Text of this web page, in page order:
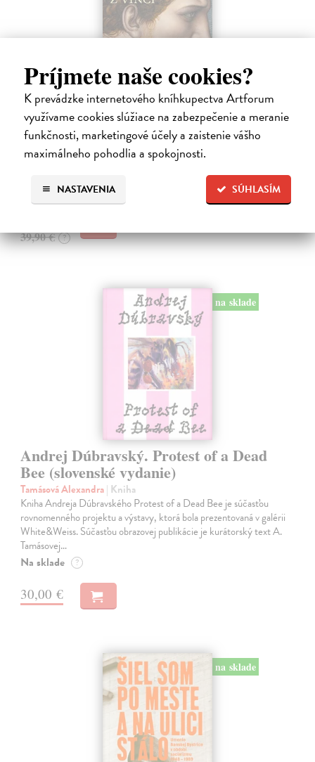
Príjmete naše cookies?
K prevádzke internetového kníhkupectva Artforum
využívame cookies slúžiace na zabezpečenie a meranie
funkčnosti, marketingové účely a zaistenie vášho
maximálneho pohodlia a spokojnosti.
SÚHLASÍM
NASTAVENIA
Posledná večera Leonarda z Vinci
Lajda Stano| Kniha
Stano Lajda je súčasný slovenský maliar, ktorý niekoľko rokov
systematicky pracoval na rekonštrukcii ikonickej Poslednej večere,
čo ho inšpirovalo k napísaniu tejto knihy. Odkrýva pred nami silné i
Na sklade ?
39,90 € ?
na sklade
Andrej Dúbravský. Protest of a Dead
Bee (slovenské vydanie)
Tamásová Alexandra| Kniha
Kniha Andreja Dúbravského Protest of a Dead Bee je súčasťou
rovnomenného projektu a výstavy, ktorá bola prezentovaná v galérii
White&Weiss. Súčasťou obrazovej publikácie je kurátorský text A.
Tamásovej…
Na sklade ?
30,00 €
na sklade